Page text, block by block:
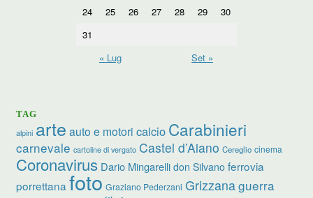
24
25 26 27 28 29
30
31
« Lug
Set »
TAG
alpini arte auto e motori calcio Carabinieri
carnevale cartoline di vergato Castel d’Aiano Cereglio cinema
Coronavirus Dario Mingarelli don Silvano ferrovia
porrettana foto Graziano Pederzani Grizzanaguerra